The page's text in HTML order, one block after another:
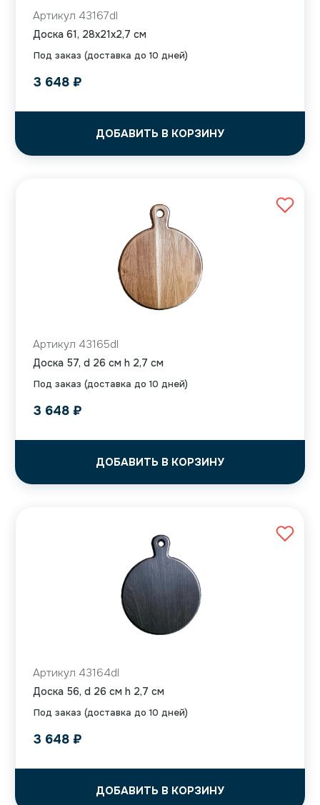
Под заказ (доставка до 10 дней)
Артикул 43167dl
Доска 61, 28x21x2,7 см
3 648 ₽
ДОБАВИТЬ В КОРЗИНУ
Под заказ (доставка до 10 дней)
Артикул 43165dl
Доска 57, d 26 см h 2,7 см
3 648 ₽
ДОБАВИТЬ В КОРЗИНУ
Под заказ (доставка до 10 дней)
Артикул 43164dl
Доска 56, d 26 см h 2,7 см
3 648 ₽
ДОБАВИТЬ В КОРЗИНУ